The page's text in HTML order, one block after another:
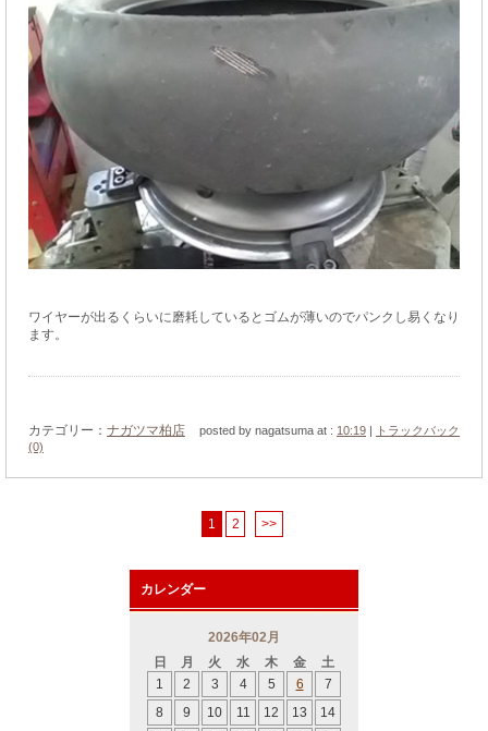
ワイヤーが出るくらいに磨耗しているとゴムが薄いのでパンクし易くなり
ます。
カテゴリー： ナガツマ柏店 posted by nagatsuma at : 10:19 |
トラックバック
(0)
1 2 >>
カレンダー
2026年02月
日
月 火 水 木 金
土
1
2 3 4 5 6
7
8
9 10 11 12 13
14